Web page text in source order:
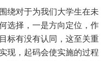
绕对于为我们大学生在未
选择，一是方向定位，作
标有没有认同，这至关重
现，起码会使实施的过程